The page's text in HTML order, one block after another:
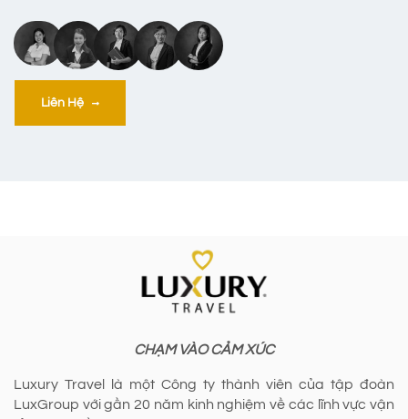
Liên Hệ
CHẠM VÀO CẢM XÚC
Luxury Travel là một Công ty thành viên của tập đoàn
LuxGroup với gần 20 năm kinh nghiệm về các lĩnh vực vận